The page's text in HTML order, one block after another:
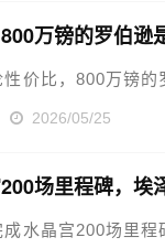
万镑的罗伯逊
价比，800万镑
2026/05/25
场里程碑，埃
水晶宫200场里